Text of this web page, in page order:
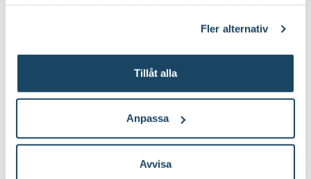
Fler alternativ
Tillåt alla
Anpassa
Avvisa